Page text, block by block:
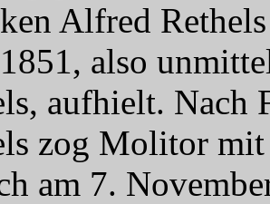
Alfred
also
aufhielt. Nach
zog Molitor
am 7.